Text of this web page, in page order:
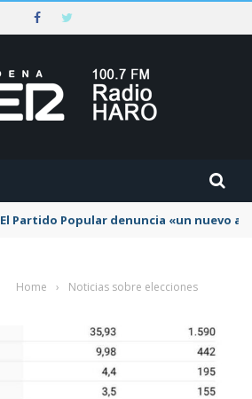
El Partido Popular denuncia «un nuevo
Home › Noticias sobre elecciones